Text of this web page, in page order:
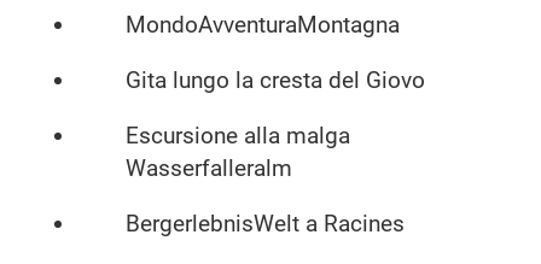
MondoAvventuraMontagna
Gita lungo la cresta del Giovo
Escursione alla malga
Wasserfalleralm
BergerlebnisWelt a Racines